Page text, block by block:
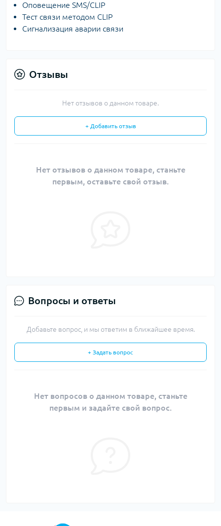
Оповещение SMS/CLIP
Тест связи методом CLIP
Сигнализация аварии связи
Отзывы
Нет отзывов о данном товаре.
+ Добавить отзыв
Нет отзывов о данном товаре, станьте
первым, оставьте свой отзыв.
Вопросы и ответы
Добавьте вопрос, и мы ответим в ближайшее время.
+ Задать вопрос
Нет вопросов о данном товаре, станьте
первым и задайте свой вопрос.